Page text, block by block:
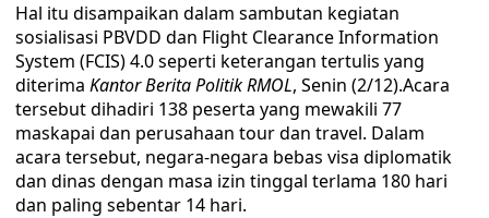
Hal itu disampaikan dalam sambutan kegiatan
sosialisasi PBVDD dan Flight Clearance Information
System (FCIS) 4.0 seperti keterangan tertulis yang
diterima Kantor Berita Politik RMOL, Senin (2/12).Acara
tersebut dihadiri 138 peserta yang mewakili 77
maskapai dan perusahaan tour dan travel. Dalam
acara tersebut, negara-negara bebas visa diplomatik
dan dinas dengan masa izin tinggal terlama 180 hari
dan paling sebentar 14 hari.